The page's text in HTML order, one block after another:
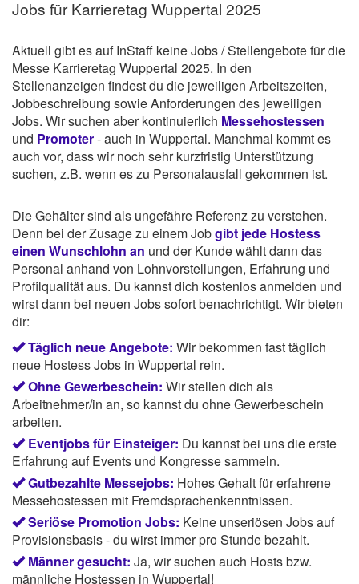
Jobs für Karrieretag Wuppertal 2025
Aktuell gibt es auf InStaff keine Jobs / Stellengebote für die
Messe Karrieretag Wuppertal 2025. In den
Stellenanzeigen findest du die jeweiligen Arbeitszeiten,
Jobbeschreibung sowie Anforderungen des jeweiligen
Jobs. Wir suchen aber kontinuierlich Messehostessen
und Promoter- auch in Wuppertal. Manchmal kommt es
auch vor, dass wir noch sehr kurzfristig Unterstützung
suchen, z.B. wenn es zu Personalausfall gekommen ist.
Die Gehälter sind als ungefähre Referenz zu verstehen.
Denn bei der Zusage zu einem Jobgibt jede Hostess
einen Wunschlohn an und der Kunde wählt dann das
Personal anhand von Lohnvorstellungen, Erfahrung und
Profilqualität aus. Du kannst dich kostenlos anmelden und
wirst dann bei neuen Jobs sofort benachrichtigt. Wir bieten
dir:
Täglich neue Angebote: Wir bekommen fast täglich
neue Hostess Jobs in Wuppertal rein.
Ohne Gewerbeschein: Wir stellen dich als
Arbeitnehmer/in an, so kannst du ohne Gewerbeschein
arbeiten.
Eventjobs für Einsteiger: Du kannst bei uns die erste
Erfahrung auf Events und Kongresse sammeln.
Gutbezahlte Messejobs: Hohes Gehalt für erfahrene
Messehostessen mit Fremdsprachenkenntnissen.
Seriöse Promotion Jobs: Keine unseriösen Jobs auf
Provisionsbasis - du wirst immer pro Stunde bezahlt.
Männer gesucht: Ja, wir suchen auch Hosts bzw.
männliche Hostessen in Wuppertal!